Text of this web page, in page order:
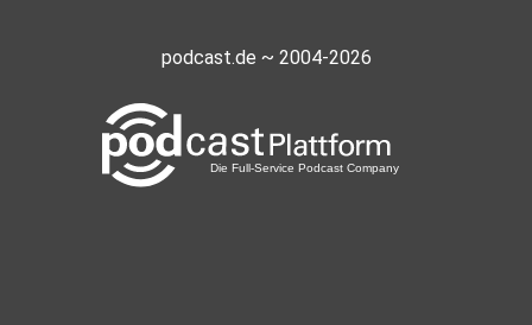
podcast.de ~ 2004-2026